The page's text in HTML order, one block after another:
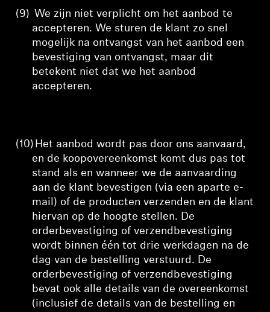
(9) We zijn niet verplicht om het aanbod te
accepteren. We sturen de klant zo snel
mogelijk na ontvangst van het aanbod een
bevestiging van ontvangst, maar dit
betekent niet dat we het aanbod
accepteren.
(10) Het aanbod wordt pas door ons aanvaard,
en de koopovereenkomst komt dus pas tot
stand als en wanneer we de aanvaarding
aan de klant bevestigen (via een aparte e-
mail) of de producten verzenden en de klant
hiervan op de hoogte stellen. De
orderbevestiging of verzendbevestiging
wordt binnen één tot drie werkdagen na de
dag van de bestelling verstuurd. De
orderbevestiging of verzendbevestiging
bevat ook alle details van de overeenkomst
(inclusief de details van de bestelling en